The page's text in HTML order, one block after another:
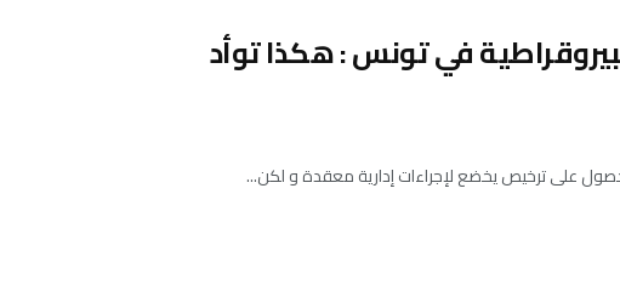
في تونس : هكذا توأد
على ترخيص يخضع لإجراءات إدارية معقدة و لكن...